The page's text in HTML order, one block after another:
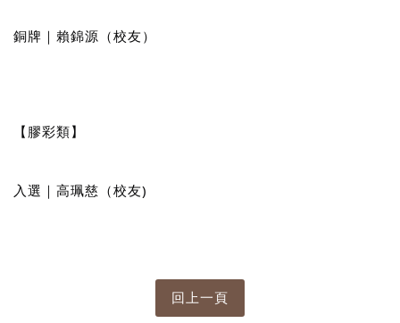
銅牌｜賴錦源（校友）
【膠彩類】
入選｜高珮慈（校友)